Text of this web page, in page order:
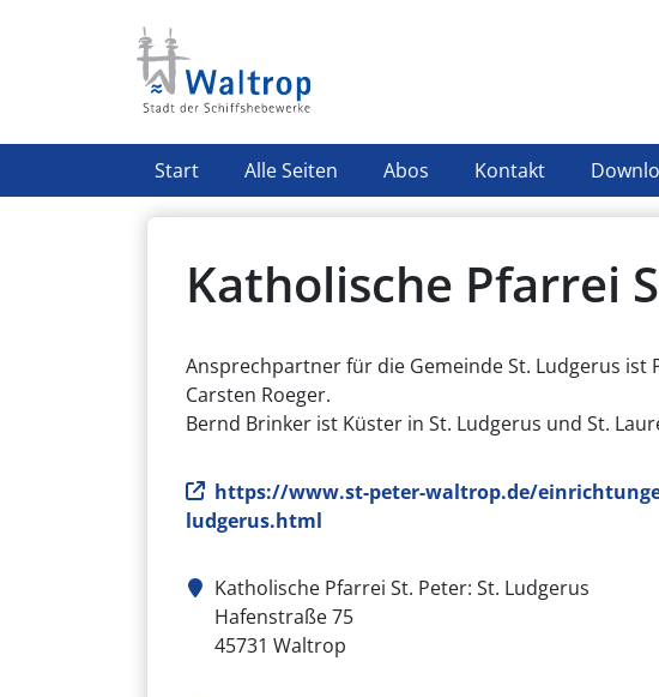
Highlight Menü
Start Alle Seiten Abos Kontakt
Katholische Pfarrei
Ansprechpartner für die Gemeinde St. Ludgerus ist
Carsten Roeger.
Bernd Brinker ist Küster in St. Ludgerus und St.
Webseite
https://www.st-peter-waltrop.de/
ludgerus.html
Katholische Pfarrei St. Peter: St. Ludgerus
Adresse
Hafenstraße 75
45731 Waltrop